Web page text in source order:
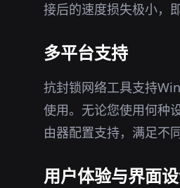
接后的速度损失极小，
多平台支持
抗封锁网络工具支持
使用。无论您使用何种
由器配置支持，满足不
用户体验与界面